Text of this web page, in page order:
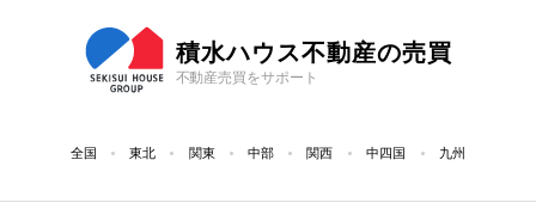
積水ハウス不動産の売買
不動産売買をサポート
全国 東北 関東 中部 関西 中四国 九州